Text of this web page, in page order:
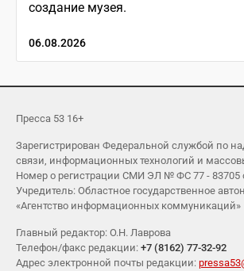
создание музея.
06.08.2026
Пресса 53 16+
Зарегистрирован Федеральной службой по
связи, информационных технологий и
Номер о регистрации СМИ ЭЛ № ФС 77 - 83705
Учредитель: Областное государственное
«Агентство информационных коммуникаций»
Главный редактор: О.Н. Лаврова
Телефон/факс редакции: +7 (8162) 77-32-92
Адрес электронной почты редакции: